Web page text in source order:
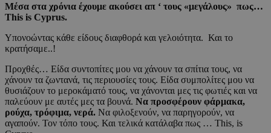
Μέσα στα χρόνια έχουμε ακούσει απ ‘ τους «μεγάλους» πως…
This is Cyprus.
Υπονοώντας κάθε είδους διαφθορά και γελοιότητα. Και το
κρατήσαμε..!
Προχθές… Είδα συντοπίτες μου να χάνουν τα σπίτια τους, να
χάνουν τα ζωντανά, τις περιουσίες τους. Είδα συμπολίτες μου να
θυσιάζουν το μεροκάματό τους, να χάνονται μες τις φωτιές και να
παλεύουν με αυτές μες τα βουνά. Να προσφέρουν φάρμακα,
ρούχα, τρόφιμα, νερά. Να φιλοξενούν, να παρηγορούν, να
αγαπούν. Τον τόπο τους. Και τελικά κατάλαβα πως … This, is